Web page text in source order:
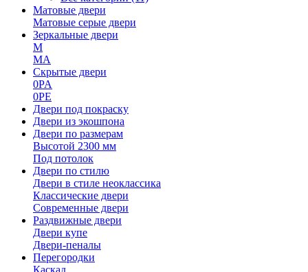
Матовые двери
Матовые серые двери
Зеркальные двери
M
MA
Скрытые двери
0PA
0PE
Двери под покраску
Двери из экошпона
Двери по размерам
Высотой 2300 мм
Под потолок
Двери по стилю
Двери в стиле неоклассика
Классические двери
Современные двери
Раздвижные двери
Двери купе
Двери-пеналы
Перегородки
Каскад